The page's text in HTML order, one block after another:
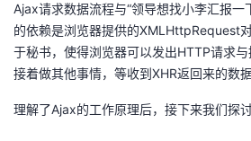
播
活
动
的
关
注
我
的
开
我
的
我
Ajax请求数据流程与“领导想找小李汇报一
的依赖是浏览器提供的XMLHttpRequest
于秘书，使得浏览器可以发出HTTP请求
接着做其他事情，等收到XHR返回来的数
理解了Ajax的工作原理后，接下来我们探